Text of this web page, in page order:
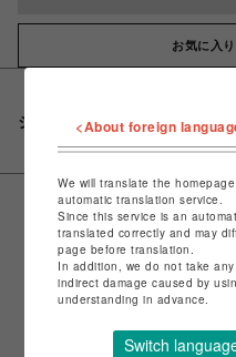
お気に入
シェアする<About foreign
We will translate the
automatic translation service.
Since this service is an
translated correctly and may
page before translation.
In addition, we do not take
indirect damage caused by
understanding in advance.
Switch